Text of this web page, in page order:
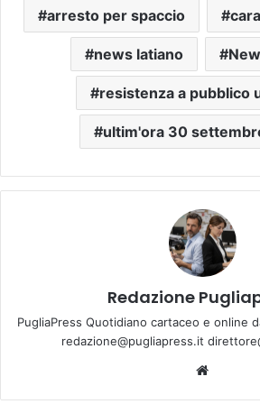
arresto per spaccio
news latiano
resistenza a pubblico
ultim'ora 30
Redazione
PugliaPress Quotidiano cartaceo e online
redazione@pugliapress.it